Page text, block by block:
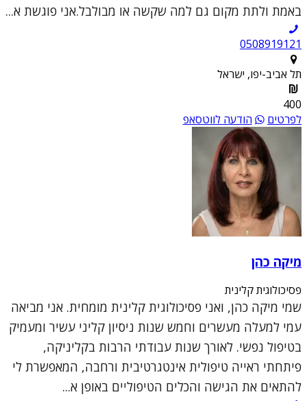
באמת ולתת מקום גם למה שקשה או מבולבל.אני פוגשת א...
0508919121
תל אביב-יפו, ישראל
400
לפרטים
הודעה לווטסאפ
מיקה כהן
פסיכולוגית קלינית
שמי מיקה כהן, ואני פסיכולוגית קלינית מומחית. אני מביאה
עמי למעלה מעשרים וחמש שנות ניסיון קליני עשיר ומעמיק
בטיפול נפשי. לאורך שנות עבודתי הרבות בקליניקה,
פיתחתי ראייה טיפולית אינטגרטיבית ורחבה, המאפשרת לי
להתאים את הגישה והכלים הטיפוליים באופן א...